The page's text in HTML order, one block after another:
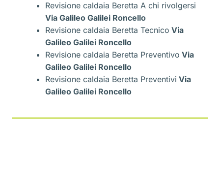
Revisione caldaia Beretta A chi rivolgersi
Via Galileo Galilei Roncello
Revisione caldaia Beretta Tecnico Via
Galileo Galilei Roncello
Revisione caldaia Beretta Preventivo Via
Galileo Galilei Roncello
Revisione caldaia Beretta Preventivi Via
Galileo Galilei Roncello